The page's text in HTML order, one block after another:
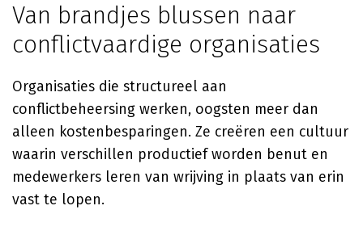
Van brandjes blussen naar
conflictvaardige organisaties
Organisaties die structureel aan
conflictbeheersing werken, oogsten meer dan
alleen kostenbesparingen. Ze creëren een cultuur
waarin verschillen productief worden benut en
medewerkers leren van wrijving in plaats van erin
vast te lopen.